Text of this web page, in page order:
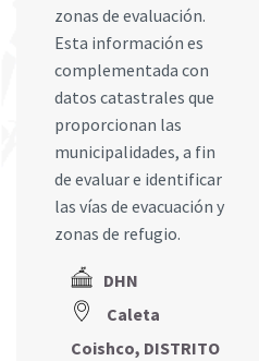
zonas de evaluación.
Esta información es
complementada con
datos catastrales que
proporcionan las
municipalidades, a fin
de evaluar e identificar
las vías de evacuación y
zonas de refugio.
DHN
Caleta
Coishco, DISTRITO